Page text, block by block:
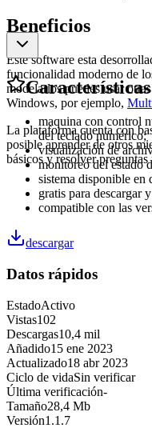
Beneficios
Este software esta
funcionalidad moderno de
modelarlos puedes usar
Windows, por ejemplo,
La plataforma cuenta con
posible aprender de otros
básicos y resolver
Características
maquina con control
del teclado numérico;
visualización de
monitoreo del estado
sistema disponible en
gratis para descargar
compatible con las
descargar
Datos rápidos
EstadoActivo
Vistas102
Descargas10,4 mil
Añadido15 ene 2023
Actualizado18 abr 2023
Ciclo de vidaSin verificar
Última verificación-
Tamaño28,4 Mb
Versión1.1.7